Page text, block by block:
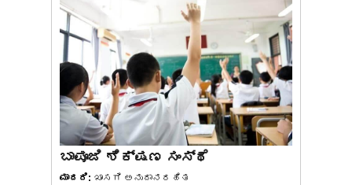
ಬಾಪೂಜಿ ಶಿಕ್ಷಣ ಸಂಸ್ಥೆ
ಮಾದರಿ: ಖಾಸಗಿ ಅನುದಾನರಹಿತ